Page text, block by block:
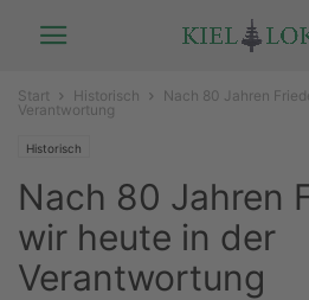
Start Historisch
Nach 80 Jahren
Verantwortung
Historisch
Nach 80 Jahren
wir heute in der
Verantwortung